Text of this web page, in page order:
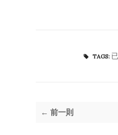
TAGS:
← 前一則